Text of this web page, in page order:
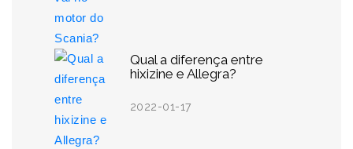
Qual a diferença entre
hixizine e Allegra?
2022-01-17